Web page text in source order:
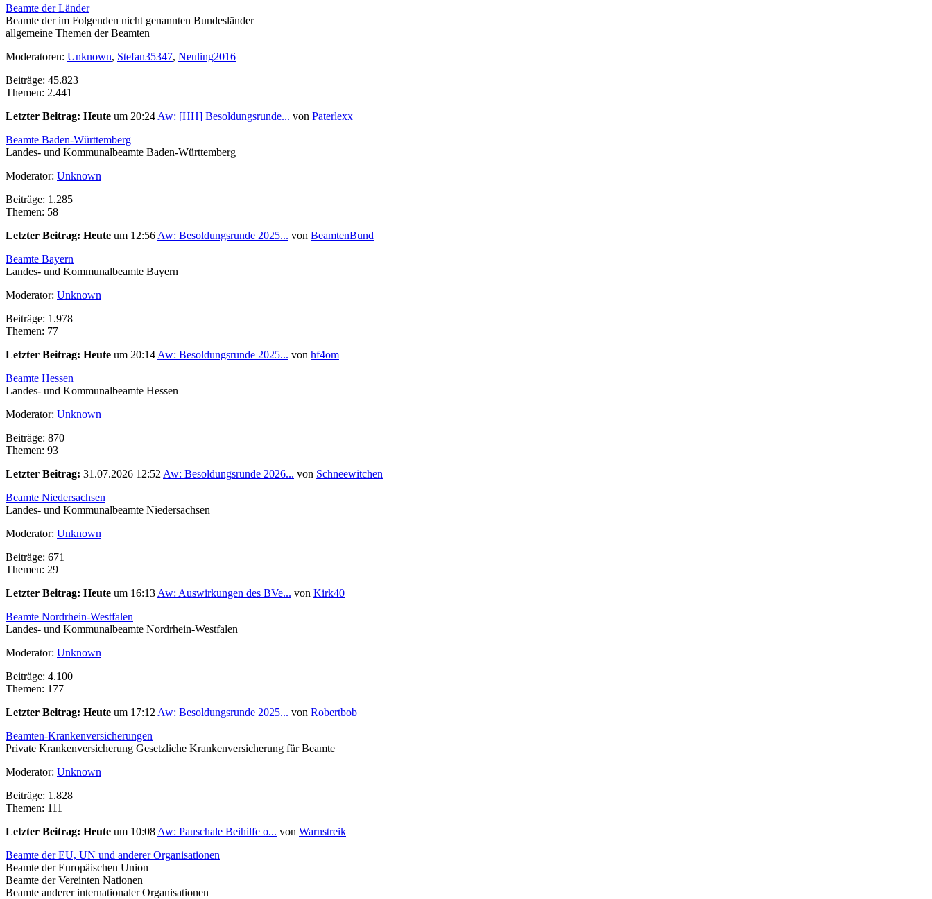
Beamte der Länder
Beamte der im Folgenden nicht genannten Bundesländer
allgemeine Themen der Beamten
Moderatoren: Unknown, Stefan35347, Neuling2016
Beiträge: 45.823
Themen: 2.441
Letzter Beitrag: Heute um 20:24 Aw: [HH] Besoldungsrunde... von Paterlexx
Beamte Baden-Württemberg
Landes- und Kommunalbeamte Baden-Württemberg
Moderator: Unknown
Beiträge: 1.285
Themen: 58
Letzter Beitrag: Heute um 12:56 Aw: Besoldungsrunde 2025... von BeamtenBund
Beamte Bayern
Landes- und Kommunalbeamte Bayern
Moderator: Unknown
Beiträge: 1.978
Themen: 77
Letzter Beitrag: Heute um 20:14 Aw: Besoldungsrunde 2025... von hf4om
Beamte Hessen
Landes- und Kommunalbeamte Hessen
Moderator: Unknown
Beiträge: 870
Themen: 93
Letzter Beitrag: 31.07.2026 12:52 Aw: Besoldungsrunde 2026... von Schneewitchen
Beamte Niedersachsen
Landes- und Kommunalbeamte Niedersachsen
Moderator: Unknown
Beiträge: 671
Themen: 29
Letzter Beitrag: Heute um 16:13 Aw: Auswirkungen des BVe... von Kirk40
Beamte Nordrhein-Westfalen
Landes- und Kommunalbeamte Nordrhein-Westfalen
Moderator: Unknown
Beiträge: 4.100
Themen: 177
Letzter Beitrag: Heute um 17:12 Aw: Besoldungsrunde 2025... von Robertbob
Beamten-Krankenversicherungen
Private Krankenversicherung Gesetzliche Krankenversicherung für Beamte
Moderator: Unknown
Beiträge: 1.828
Themen: 111
Letzter Beitrag: Heute um 10:08 Aw: Pauschale Beihilfe o... von Warnstreik
Beamte der EU, UN und anderer Organisationen
Beamte der Europäischen Union
Beamte der Vereinten Nationen
Beamte anderer internationaler Organisationen